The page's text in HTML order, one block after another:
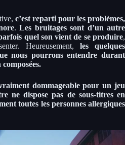
c’est reparti pour les problèmes,
.Les bruitages sont d’un autre
quel son vient de se produire,
Heureusement, les quelques
nous pourrons entendre durant
dommageable pour un jeu
ne dispose pas de sous-titres en
toutes les personnes allergiques